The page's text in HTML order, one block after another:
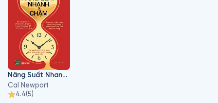
Cal Newport là tác giả của 6 cuốn sách, bao gồm, gần đây
nhất, cuốn sách bán chạy nhất của Thời báo New York - Lối
Sống Tối Giản Thời Công Nghệ.
Tác phẩm của ông đã được xuất bản bằng hơn 25 ngôn ngữ
và được giới thiệu trên nhiều ấn phẩm lớn, bao gồm New York
Times, Wall Street Journal, New Yorker, Washington Post và
Economist. Ông thường xuyên viết các bài báo về những chủ
đề này cho nhiều tờ báo khác nhau, bao gồm New Yorker,
New York Times và blog Study Hacks, nhận được hơn 3 triệu
Năng Suất Nhanh Và Chậm
Cal Newport
4.4(5)